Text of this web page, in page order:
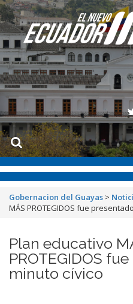
Gobernacion del Guayas >
MÁS PROTEGIDOS fue
Plan educativo
PROTEGIDOS
minuto cívico